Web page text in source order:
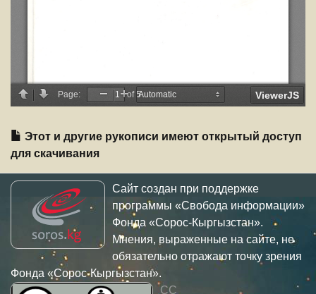
Этот и другие рукописи имеют открытый доступ
для скачивания
Сайт создан при поддержке
программы «Свобода информации»
Фонда «Сорос-Кыргызстан».
Мнения, выраженные на сайте, не
обязательно отражают точку зрения
Фонда «Сорос-Кыргызстан».
CC